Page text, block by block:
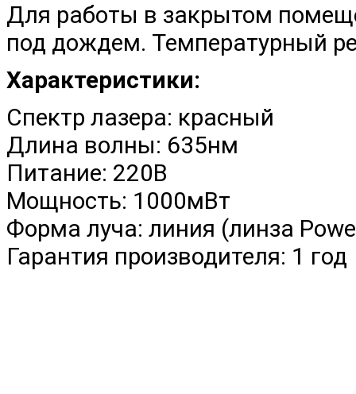
Для работы в закрытом
под дождем. Температурный
Характеристики:
Спектр лазера: красный
Длина волны: 635нм
Питание: 220В
Мощность: 1000мВт
Форма луча: линия (линза
Гарантия производителя: 1 год